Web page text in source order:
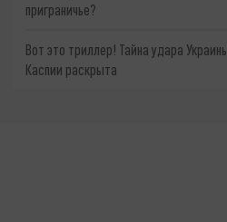
приграничье?
Вот это триллер! Тайна удара
Каспии раскрыта